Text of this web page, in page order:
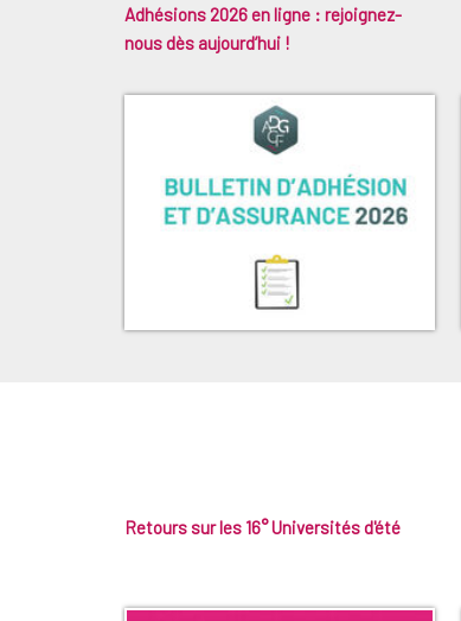
Adhésions 2026 en ligne : rejoignez-
nous dès aujourd’hui !
Retours sur les 16° Universités d'été